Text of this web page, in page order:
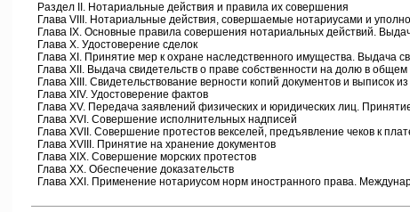
Раздел II. Нотариальные действия и правила их совершения
Глава VIII. Нотариальные действия, совершаемые нотариусами и
Глава IX. Основные правила совершения нотариальных действий.
Глава X. Удостоверение сделок
Глава XI. Принятие мер к охране наследственного имущества. Выдача
Глава XII. Выдача свидетельств о праве собственности на долю в
Глава XIII. Свидетельствование верности копий документов и выписок
Глава XIV. Удостоверение фактов
Глава XV. Передача заявлений физических и юридических лиц.
Глава XVI. Совершение исполнительных надписей
Глава XVII. Совершение протестов векселей, предъявление чеков к
Глава XVIII. Принятие на хранение документов
Глава XIX. Совершение морских протестов
Глава XX. Обеспечение доказательств
Глава XXI. Применение нотариусом норм иностранного права.